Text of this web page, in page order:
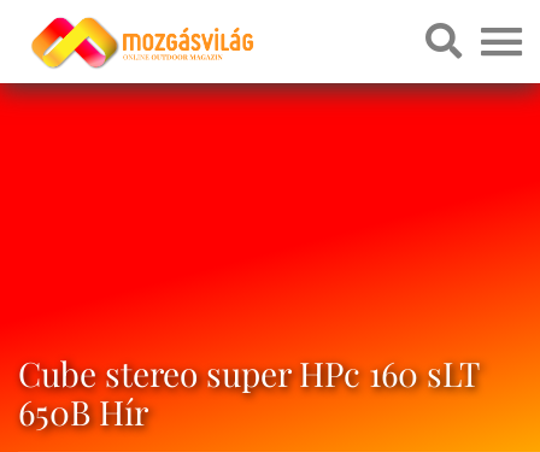
Cube stereo super HPc 160 sLT
650B Hír